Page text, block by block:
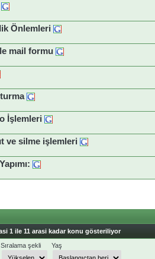
Önlemleri
mail formu
İşlemleri
ve silme işlemleri
1 ile 11 arasi kadar konu gösteriliyor
Sıralama şekli Yaş